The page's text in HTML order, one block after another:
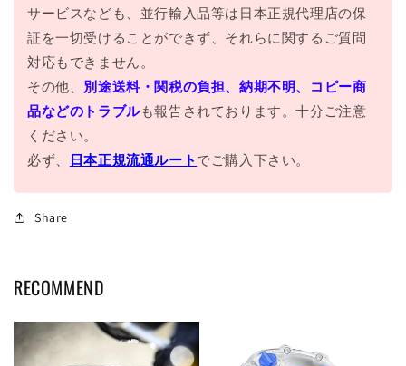
サービスなども、並行輸入品等は日本正規代理店の保
証を一切受けることができず、それらに関するご質問
対応もできません。
その他、 別途送料・関税の負担、納期不明、コピー商
品などのトラブルも報告されております。十分ご注意
ください。
必ず、
日本正規流通ルート でご購入下さい。
Share
RECOMMEND